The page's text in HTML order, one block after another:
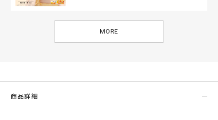
MORE
商品詳細